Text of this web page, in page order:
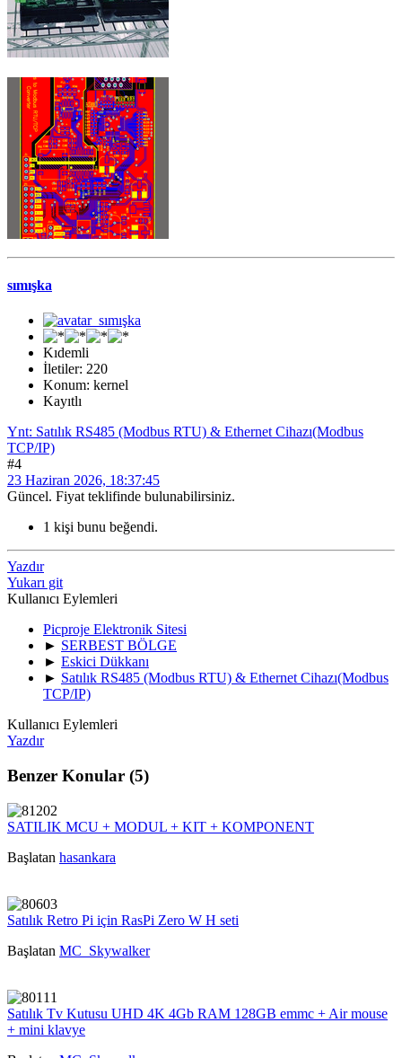
sımışka
Kıdemli
İletiler: 220
Konum: kernel
Kayıtlı
Ynt: Satılık RS485 (Modbus RTU) & Ethernet Cihazı(Modbus
TCP/IP)
#4
23 Haziran 2026, 18:37:45
Güncel. Fiyat teklifinde bulunabilirsiniz.
1 kişi bunu beğendi.
Yazdır
Yukarı git
Kullanıcı Eylemleri
Picproje Elektronik Sitesi
► SERBEST BÖLGE
► Eskici Dükkanı
► Satılık RS485 (Modbus RTU) & Ethernet Cihazı(Modbus
TCP/IP)
Kullanıcı Eylemleri
Yazdır
Benzer Konular (5)
SATILIK MCU + MODUL + KIT + KOMPONENT
Başlatan hasankara
Satılık Retro Pi için RasPi Zero W H seti
Başlatan MC_Skywalker
Satılık Tv Kutusu UHD 4K 4Gb RAM 128GB emmc + Air mouse
+ mini klavye